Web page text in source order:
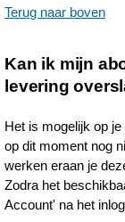
Terug naar boven
Kan ik mijn
levering
Het is mogelijk op
op dit moment nog
werken eraan je
Zodra het
Account' na het